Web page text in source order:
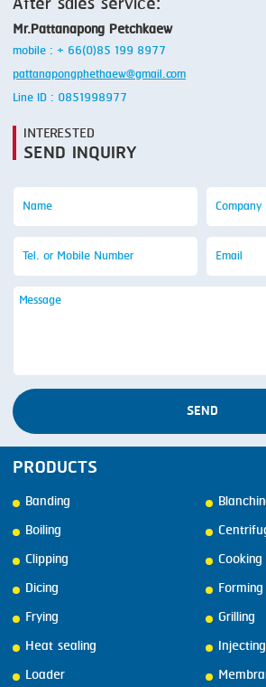
Mr.Pattanapong Petchkaew
mobile : + 66(0)85 199 8977
pattanapongphethaew@gmail.com
Line ID : 0851998977
INTERESTED
SEND INQUIRY
SEND
PRODUCTS
Banding
Boiling
Clipping
Cooking
Dicing
Forming
Frying
Grilling
Heat sealing
Injecting
Loader